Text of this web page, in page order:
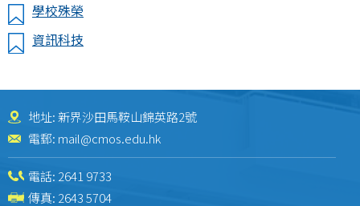
學校殊榮
資訊科技
地址: 新界沙田馬鞍山錦英路2號
電郵: mail@cmos.edu.hk
電話: 2641 9733
傳真: 2643 5704